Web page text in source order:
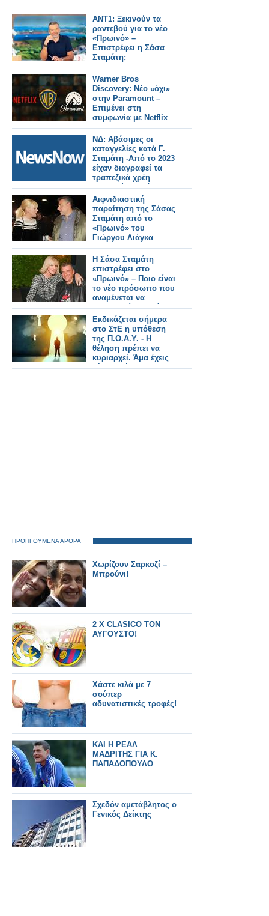
ΑΝΤ1: Ξεκινούν τα
ραντεβού για το νέο
«Πρωινό» –
Επιστρέφει η Σάσα
Σταμάτη;
Warner Bros
Discovery: Νέο «όχι»
στην Paramount –
Επιμένει στη
συμφωνία με Netflix
ΝΔ: Αβάσιμες οι
καταγγελίες κατά Γ.
Σταμάτη -Από το 2023
είχαν διαγραφεί τα
τραπεζικά χρέη
συγγενών θυμάτων
στα Τέμπη
Αιφνιδιαστική
παραίτηση της Σάσας
Σταμάτη από το
«Πρωινό» του
Γιώργου Λιάγκα
Η Σάσα Σταμάτη
επιστρέφει στο
«Πρωινό» – Ποιο είναι
το νέο πρόσωπο που
αναμένεται να
προστεθεί στο πάνελ;
Εκδικάζεται σήμερα
στο ΣτΕ η υπόθεση
της Π.Ο.Α.Υ. - Η
θέληση πρέπει να
κυριαρχεί. Άμα έχεις
θέληση, έχεις και
ΠΡΟΗΓΟΥΜΕΝΑ ΑΡΘΡΑ
Χωρίζουν Σαρκοζί –
Μπρούνι!
2 X CLASICO ΤΟΝ
ΑΥΓΟΥΣΤΟ!
Χάστε κιλά με 7
σούπερ
αδυνατιστικές τροφές!
ΚΑΙ Η ΡΕΑΛ
ΜΑΔΡΙΤΗΣ ΓΙΑ Κ.
ΠΑΠΑΔΟΠΟΥΛΟ
Σχεδόν αμετάβλητος ο
Γενικός Δείκτης